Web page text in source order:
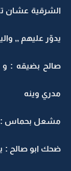
الشرقية عشان
يدوّر عليهم ,,
صالح بضيقه :
مدري وينه
مشعل بحماس :
ضحك ابو صالح :